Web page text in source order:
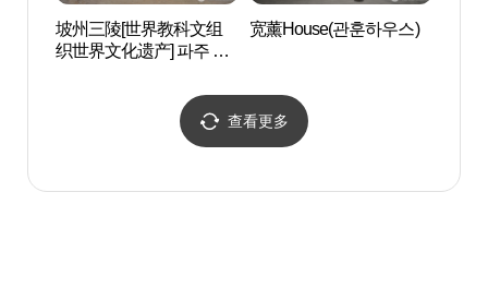
坡州三陵[世界教科文组
织世界文化遗产] 파주 삼
宽薰House(관훈하우스)
查看更多